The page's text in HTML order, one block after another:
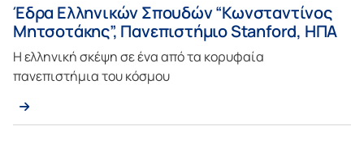
Έδρα Ελληνικών Σπουδών “Κωνσταντίνος
Μητσοτάκης”, Πανεπιστήμιο Stanford, ΗΠΑ
Η ελληνική σκέψη σε ένα από τα κορυφαία
πανεπιστήμια του κόσμου